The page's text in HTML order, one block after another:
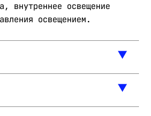
внутреннее освещение
освещением.